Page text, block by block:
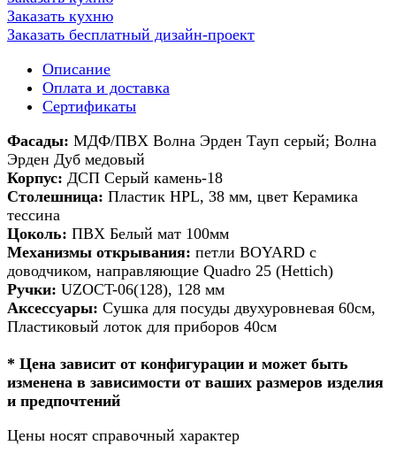
Заказать кухню
Заказать бесплатный дизайн-проект
Описание
Оплата и доставка
Сертификаты
Фасады: МДФ/ПВХ Волна Эрден Тауп серый; Волна
Эрден Дуб медовый
Корпус: ДСП Серый камень-18
Столешница: Пластик HPL, 38 мм, цвет Керамика
тессина
Цоколь: ПВХ Белый мат 100мм
Механизмы открывания: петли BOYARD с
доводчиком, направляющие Quadro 25 (Hettich)
Ручки: UZOCT-06(128), 128 мм
Аксессуары: Сушка для посуды двухуровневая 60см,
Пластиковый лоток для приборов 40см
* Цена зависит от конфигурации и может быть
изменена в зависимости от ваших размеров изделия
и предпочтений
Цены носят справочный характер